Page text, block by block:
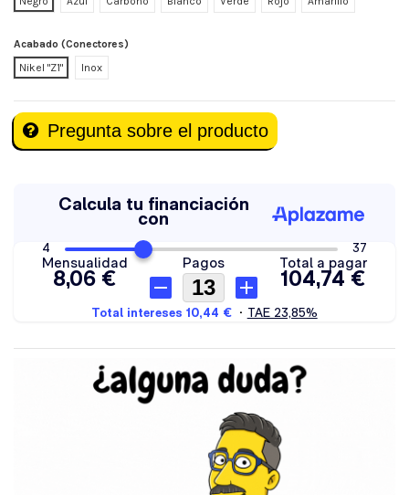
Acabado (Conectores)
Nikel "Z1"
Inox
Pregunta sobre el producto